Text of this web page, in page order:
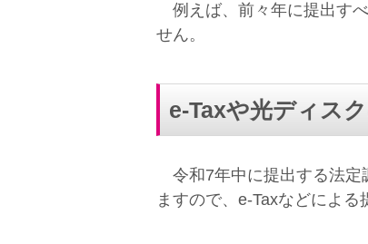
例えば、前々年に提出す
せん。
e-Taxや光ディス
令和7年中に提出する法定
ますので、e-Taxなどによる